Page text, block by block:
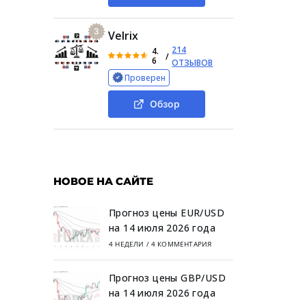
3 Velrix
4.
6
/
214
ОТЗЫВОВ
Проверен
Обзор
НОВОЕ НА САЙТЕ
Прогноз цены EUR/USD
на 14 июля 2026 года
4 НЕДЕЛИ / 4 КОММЕНТАРИЯ
Прогноз цены GBP/USD
на 14 июля 2026 года